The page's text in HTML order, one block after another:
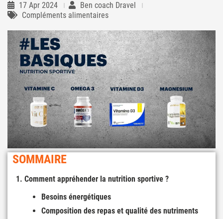
17 Apr 2024
Ben coach Dravel
Compléments alimentaires
SOMMAIRE
Comment appréhender la nutrition sportive ?
Besoins énergétiques
Composition des repas et qualité des nutriments